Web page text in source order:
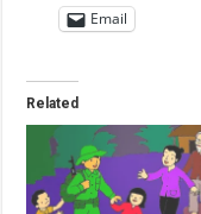
Email
Related